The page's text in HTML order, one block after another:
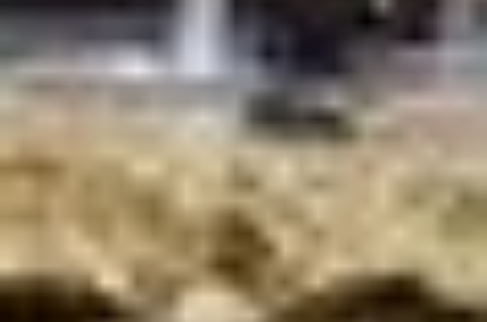
YouTube:Indem Sie auf "Gerne Alle annehmen" oder
Präferenzen, Statistiken oder Marketing ankreuzen und
auf „Auswahl manuell festlegen“ klicken, willigen Sie
zugleich gem. Art. 49 Abs. 1 S. 1 lit. a DSGVO ein, dass
Ihre Daten in den USA verarbeitet werden. Die USA
werden vom Europäischen Gerichtshof als ein Land mit
einem nach EU-Standards unzureichendem
Datenschutzniveau eingeschätzt. Es besteht
insbesondere das Risiko, dass Ihre Daten durch US-
Behörden, zu Kontroll- und zu Überwachungszwecken,
möglicherweise auch ohne Rechtsbehelfsmöglichkeiten,
verarbeitet werden können. Wenn Sie auf "Auswahl
manuell festlegen" klicken und keine der optionalen
Boxen (Präferenzen, Statistiken oder Marketing